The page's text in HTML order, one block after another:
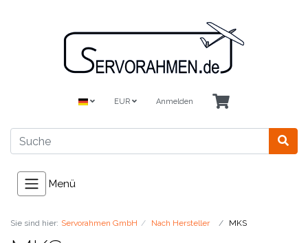
EUR Anmelden
Menü
Sie sind hier: Servorahmen GmbH Nach Hersteller MKS